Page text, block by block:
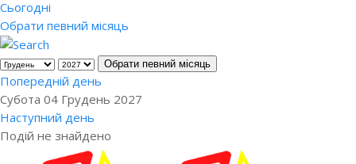
Сьогодні
Обрати певний місяць
Обрати певний місяць
Попередній день
Субота 04 Грудень 2027
Наступний день
Подій не знайдено